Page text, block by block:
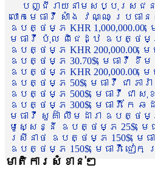
បញ្ជីរាយនាមសប្បុរសជនជ
លោកមេធាវី សាំង វណ្ណៈ ប្រធ
ឧបត្ថម្ភ KHR
មេធាវី ប៉ុល ពិជេដ្ឋ ឧបត្ថម្ភ
ឧបត្ថម្ភ KHR 200,000.00, ម
ឧបត្ថម្ភ 30.70$, មេធាវី ខឹ
ឧបត្ថម្ភ KHR 200,000.00,
ឧបត្ថម្ភ 50$, មេធាវី ជា ភ
ឧបត្ថម្ភ 500$, មេធាវី ជា
ឧបត្ថម្ភ 300$, មេធាវី កែ
មេធាវី សួគ៌ា លឹមដារា ឧបត្ថម្
មូសេ្សន្នី ឧបត្ថម្ភ 25$, មេ
ស្រីនាថ ឧបត្ថម្ភ 150$, មេធ
ឧបត្ថម្ភ 150$, មេធាវី ជៀ
មាតិការសំខាន់ៗ